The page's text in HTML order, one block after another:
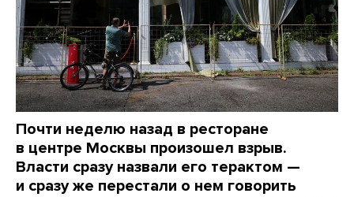
Почти неделю назад в ресторане
в центре Москвы произошел взрыв.
Власти сразу назвали его терактом —
и сразу же перестали о нем говорить